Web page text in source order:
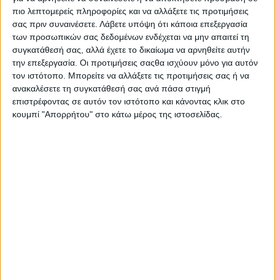
πιο λεπτομερείς πληροφορίες και να αλλάξετε τις προτιμήσεις
σας πριν συναινέσετε. Λάβετε υπόψη ότι κάποια επεξεργασία
των προσωπικών σας δεδομένων ενδέχεται να μην απαιτεί τη
συγκατάθεσή σας, αλλά έχετε το δικαίωμα να αρνηθείτε αυτήν
την επεξεργασία. Οι προτιμήσεις σαςθα ισχύουν μόνο για αυτόν
τον ιστότοπο. Μπορείτε να αλλάξετε τις προτιμήσεις σας ή να
ανακαλέσετε τη συγκατάθεσή σας ανά πάσα στιγμή
επιστρέφοντας σε αυτόν τον ιστότοπο και κάνοντας κλικ στο
κουμπί "Απορρήτου" στο κάτω μέρος της ιστοσελίδας.
βασίζεται στο προ ανανέωσης μοντέλο, πολύ
πιθανό γιατί οι αλλαγές δεν συνεχίζονται εκεί, ενώ
μετατροπές δεν ανακοινώνονται ούτε για τον
πανίσχυρο V8 των τεσσάρων λίτρων και δύο turbo,
η απόδοση του οποίο ξεκινά από τους 650 ίππους.